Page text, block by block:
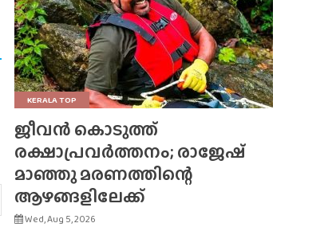
KERALA TOP
ജീവൻ കൊടുത്ത്
രക്ഷാപ്രവർത്തനം; രാജേഷ്
മാഞ്ഞു മരണത്തിന്റെ
ആഴങ്ങളിലേക്ക്
Wed, Aug 5, 2026